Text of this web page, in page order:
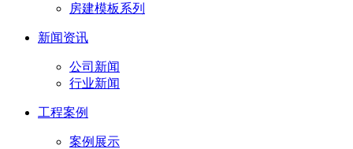
房建模板系列
新闻资讯
公司新闻
行业新闻
工程案例
案例展示